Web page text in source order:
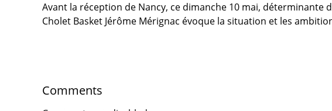
Avant la réception de Nancy, ce dimanche 10 mai, déterminante
Cholet Basket Jérôme Mérignac évoque la situation et les
Comments